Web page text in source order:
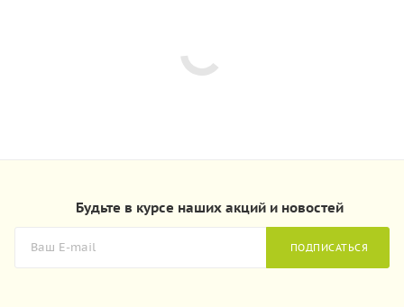
Будьте в курсе наших акций и новостей
ПОДПИСАТЬСЯ